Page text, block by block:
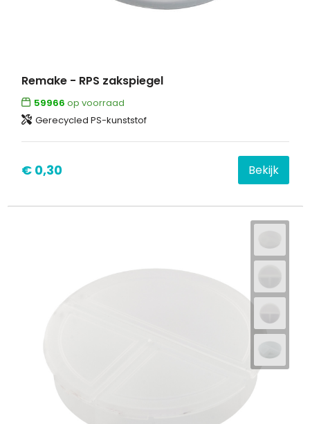
Remake - RPS zakspiegel
59966 op voorraad
Gerecycled PS-kunststof
€ 0,30 Bekijk